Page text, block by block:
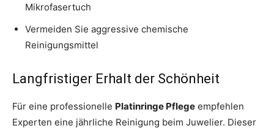
Mikrofasertuch
Vermeiden Sie aggressive chemische
Reinigungsmittel
Langfristiger Erhalt der Schönheit
Für eine professionelle Platinringe Pflege empfehlen
Experten eine jährliche Reinigung beim Juwelier. Dieser